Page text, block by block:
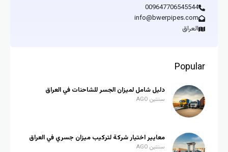
009647706545544
info@bwerpipes.com
العراق
Popular
دليل شامل لميزان الجسر للشاحنات في العراق
سنتين AGO
معايير اختيار شركة لتركيب ميزان جسري في العراق
سنتين AGO